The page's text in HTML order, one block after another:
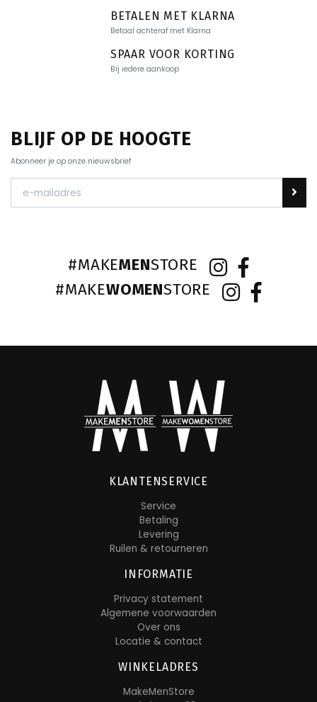
BETALEN MET KLARNA
Betaal achteraf met Klarna
SPAAR VOOR KORTING
Bij iedere aankoop
BLIJF OP DE HOOGTE
Abonneer je op onze nieuwsbrief
#MAKEMENSTORE
#MAKEWOMENSTORE
KLANTENSERVICE
Service
Betaling
Levering
Ruilen & retourneren
INFORMATIE
Privacy statement
Algemene voorwaarden
Over ons
Locatie & contact
WINKELADRES
MakeMenStore